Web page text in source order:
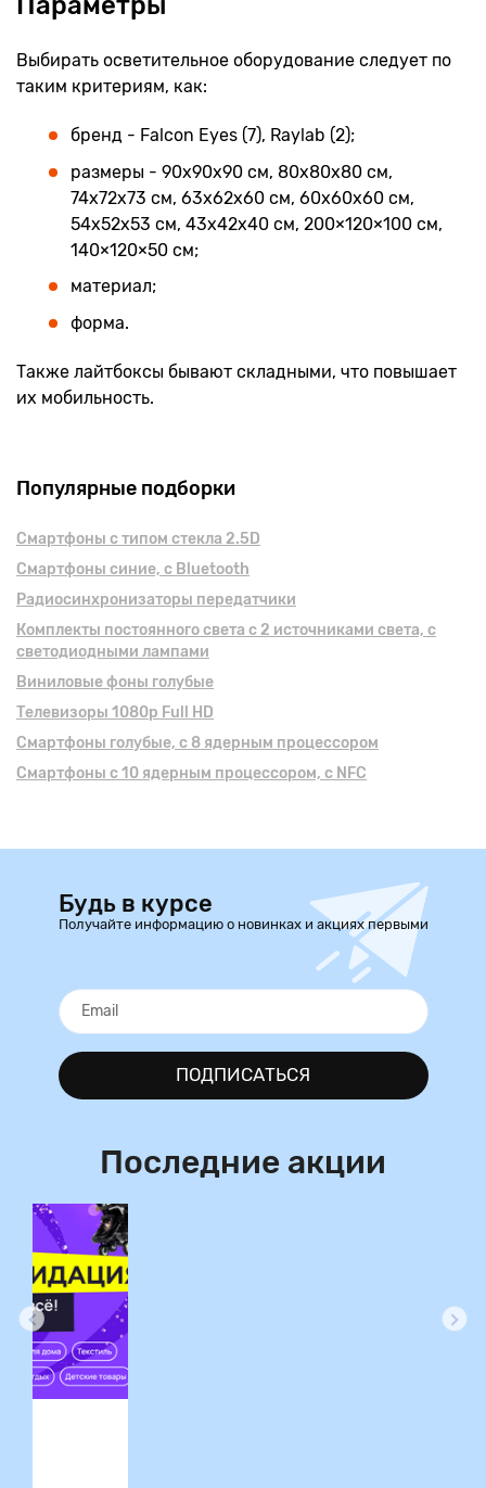
Выбирать осветительное оборудование следует по
таким критериям, как:
бренд - Falcon Eyes (7), Raylab (2);
размеры - 90x90x90 см, 80х80х80 см,
74х72х73 см, 63х62х60 см, 60x60x60 см,
54х52х53 см, 43х42х40 см, 200×120×100 см,
140×120×50 см;
материал;
форма.
Также лайтбоксы бывают складными, что повышает
их мобильность.
Популярные подборки
Смартфоны с типом стекла 2.5D
Смартфоны синие, с Bluetooth
Радиосинхронизаторы передатчики
Комплекты постоянного света с 2 источниками света, с
светодиодными лампами
Виниловые фоны голубые
Телевизоры 1080p Full HD
Смартфоны голубые, с 8 ядерным процессором
Смартфоны с 10 ядерным процессором, с NFC
Будь в курсе
Получайте информацию о новинках и акциях первыми
ПОДПИСАТЬСЯ
Последние акции